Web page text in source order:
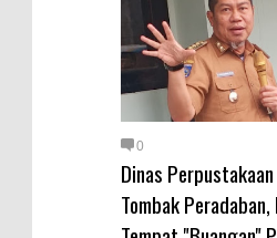
0
Dinas
Tombak Peradaban,